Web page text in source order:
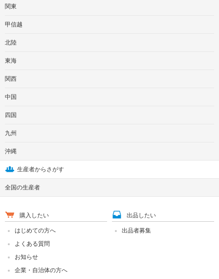
関東
甲信越
北陸
東海
関西
中国
四国
九州
沖縄
生産者からさがす
全国の生産者
購入したい
はじめての方へ
よくある質問
お知らせ
企業・自治体の方へ
出品したい
出品者募集